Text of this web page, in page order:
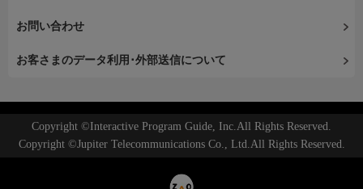
お問い合わせ
お客さまのデータ利用･外部送信について
Copyright ©Interactive Program Guide, Inc.All Rights Reserved.
Copyright ©Jupiter Telecommunications Co., Ltd.All Rights Reserved.